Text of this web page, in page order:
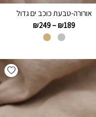
אורורה-טבעת כוכב ים גדול
₪189
–
₪249